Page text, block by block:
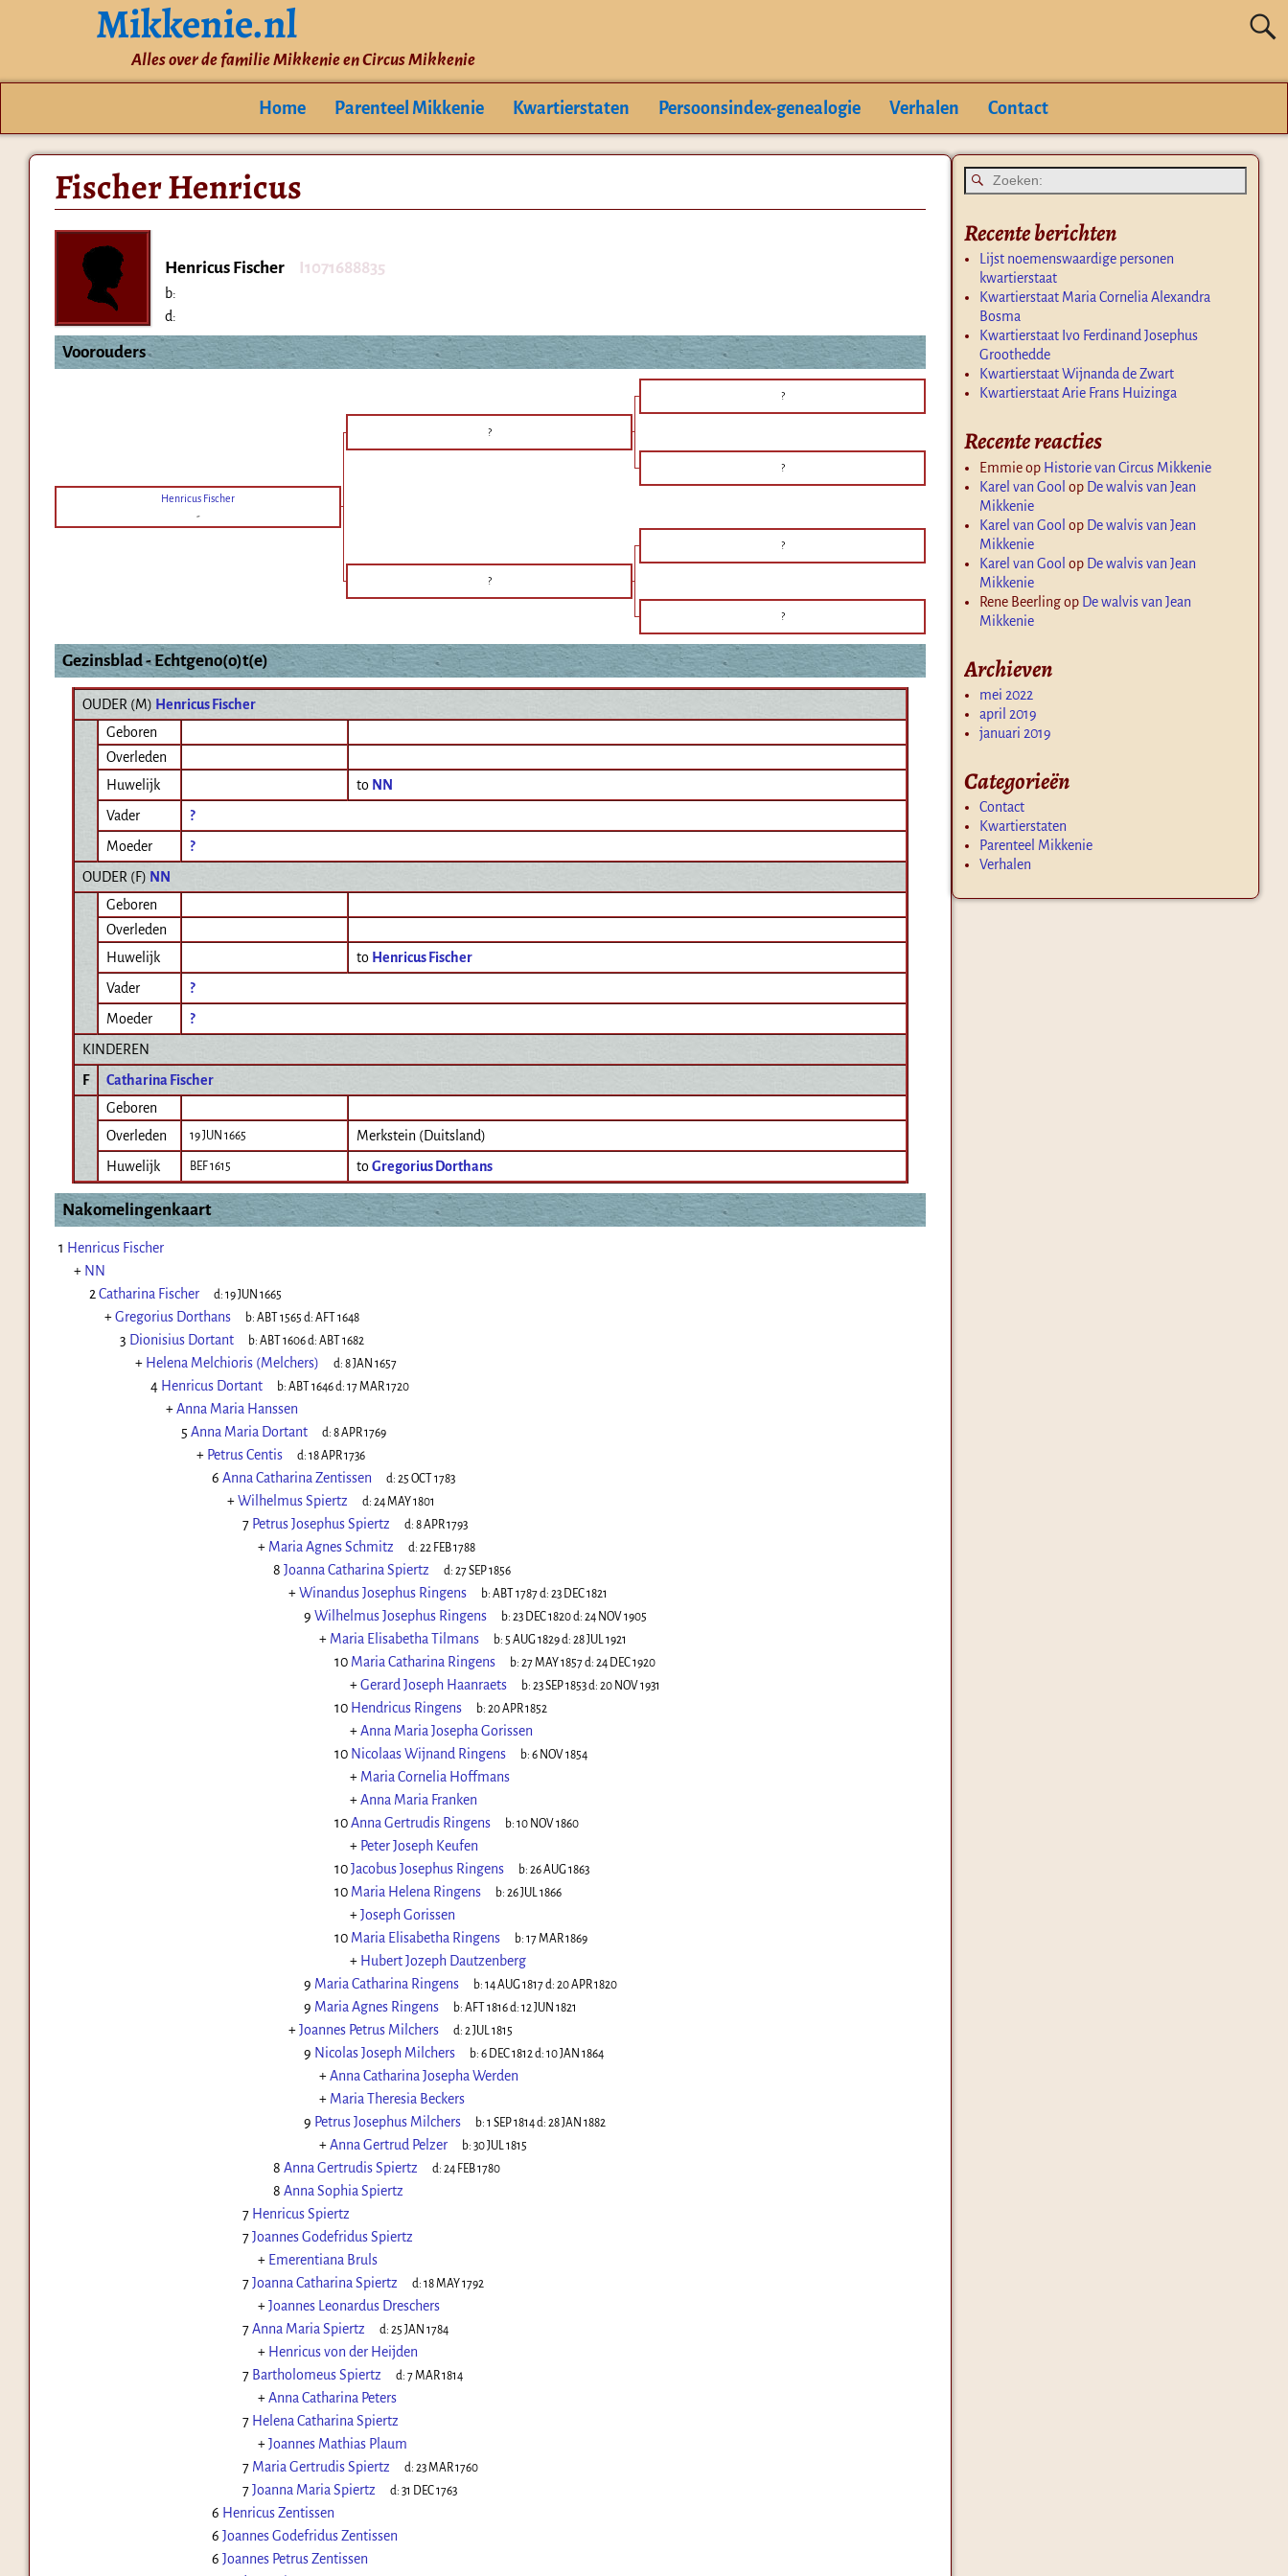
Mikkenie.nl
Alles over de familie Mikkenie en Circus Mikkenie
Home Parenteel Mikkenie Kwartierstaten Persoonsindex-genealogie Verhalen Contact
Fischer Henricus
Henricus Fischer I1071688835
b:
d:
Voorouders
?
?
?
Henricus Fischer
-
?
?
?
Gezinsblad - Echtgeno(o)t(e)
OUDER (M) Henricus Fischer
Geboren
Overleden
Huwelijk
to NN
Vader
?
Moeder
?
OUDER (F) NN
Geboren
Overleden
Huwelijk
to Henricus Fischer
Vader
?
Moeder
?
KINDEREN
F
Catharina Fischer
Geboren
Overleden
19 JUN 1665
Merkstein (Duitsland)
Huwelijk
BEF 1615 toGregorius Dorthans
Nakomelingenkaart
1 Henricus Fischer
+ NN
2 Catharina Fischer d: 19 JUN 1665
+Gregorius Dorthans b: ABT 1565 d: AFT 1648
3 Dionisius Dortant b: ABT 1606d: ABT 1682
+ Helena Melchioris (Melchers) d: 8 JAN 1657
4 Henricus Dortant b: ABT 1646d: 17 MAR 1720
+Anna Maria Hanssen
5 Anna Maria Dortant d: 8 APR 1769
+ Petrus Centis d: 18 APR 1736
6 Anna Catharina Zentissen d: 25 OCT 1783
+Wilhelmus Spiertz d: 24 MAY 1801
7 Petrus Josephus Spiertz d: 8 APR 1793
+ Maria Agnes Schmitz d: 22 FEB 1788
8 Joanna Catharina Spiertz d: 27 SEP 1856
+Winandus Josephus Ringens b: ABT 1787d: 23 DEC 1821
9 Wilhelmus Josephus Ringens b: 23 DEC 1820d: 24 NOV 1905
+ Maria Elisabetha Tilmans b: 5 AUG 1829d: 28 JUL 1921
10 Maria Catharina Ringens b: 27 MAY 1857d: 24 DEC 1920
+Gerard Joseph Haanraets b: 23 SEP 1853d: 20 NOV 1931
10 Hendricus Ringens b: 20 APR 1852
+Anna Maria Josepha Gorissen
10 Nicolaas Wijnand Ringens b: 6 NOV 1854
+ Maria Cornelia Hoffmans
+Anna Maria Franken
10Anna Gertrudis Ringens b: 10 NOV 1860
+ Peter Joseph Keufen
10Jacobus Josephus Ringens b: 26 AUG 1863
10 Maria Helena Ringens b: 26 JUL 1866
+Joseph Gorissen
10 Maria Elisabetha Ringens b: 17 MAR 1869
+ Hubert Jozeph Dautzenberg
9 Maria Catharina Ringens b: 14 AUG 1817d: 20 APR 1820
9 Maria Agnes Ringens b: AFT 1816d: 12 JUN 1821
+Joannes Petrus Milchers d: 2 JUL 1815
9 Nicolas Joseph Milchers b: 6 DEC 1812d: 10 JAN 1864
+Anna Catharina Josepha Werden
+ Maria Theresia Beckers
9 Petrus Josephus Milchers b: 1 SEP 1814d: 28 JAN 1882
+Anna Gertrud Pelzer b: 30 JUL 1815
8 Anna Gertrudis Spiertz d: 24 FEB 1780
8 Anna Sophia Spiertz
7 Henricus Spiertz
7Joannes Godefridus Spiertz
+ Emerentiana Bruls
7Joanna Catharina Spiertz d: 18 MAY 1792
+Joannes Leonardus Dreschers
7Anna Maria Spiertz d: 25 JAN 1784
+ Henricus von der Heijden
7 Bartholomeus Spiertz d: 7 MAR 1814
+Anna Catharina Peters
7 Helena Catharina Spiertz
+Joannes Mathias Plaum
7 Maria Gertrudis Spiertz d: 23 MAR 1760
7Joanna Maria Spiertz d: 31 DEC 1763
6 Henricus Zentissen
6 Joannes Godefridus Zentissen
6 Joannes Petrus Zentissen
Recente berichten
Lijst noemenswaardige personen
kwartierstaat
Kwartierstaat Maria Cornelia Alexandra
Bosma
Kwartierstaat Ivo Ferdinand Josephus
Groothedde
Kwartierstaat Wijnanda de Zwart
Kwartierstaat Arie Frans Huizinga
Recente reacties
Emmieop Historie van Circus Mikkenie
Karel van Gool op De walvis van Jean
Mikkenie
Karel van Gool op De walvis van Jean
Mikkenie
Karel van Gool op De walvis van Jean
Mikkenie
Rene Beerlingop De walvis van Jean
Mikkenie
Archieven
mei 2022
april 2019
januari 2019
Categorieën
Contact
Kwartierstaten
Parenteel Mikkenie
Verhalen